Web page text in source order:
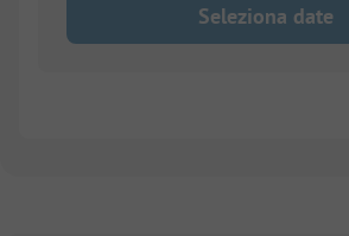
Seleziona date